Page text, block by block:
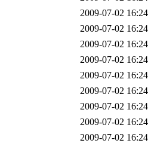
2009-07-02 16:24
2009-07-02 16:24
2009-07-02 16:24
2009-07-02 16:24
2009-07-02 16:24
2009-07-02 16:24
2009-07-02 16:24
2009-07-02 16:24
2009-07-02 16:24